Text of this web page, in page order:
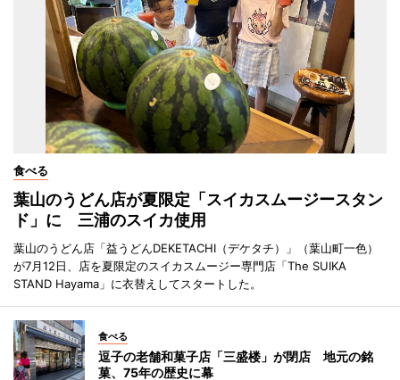
食べる
葉山のうどん店が夏限定「スイカスムージースタン
ド」に 三浦のスイカ使用
葉山のうどん店「益うどんDEKETACHI（デケタチ）」（葉山町一色）
が7月12日、店を夏限定のスイカスムージー専門店「The SUIKA
STAND Hayama」に衣替えしてスタートした。
食べる
逗子の老舗和菓子店「三盛楼」が閉店 地元の銘
菓、75年の歴史に幕